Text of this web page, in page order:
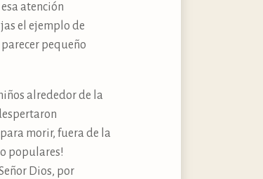
atención
el ejemplo de
pequeño
alrededor de la
morir, fuera de la
populares!
Dios, por